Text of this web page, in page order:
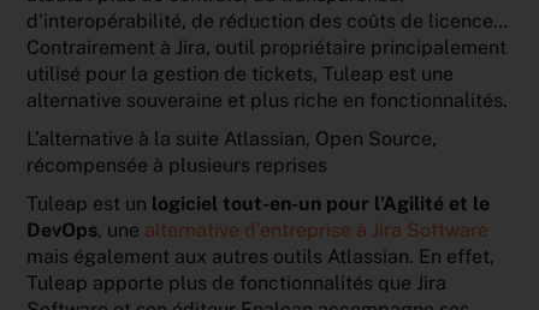
d’interopérabilité, de réduction des coûts de licence…
Contrairement à Jira, outil propriétaire principalement
utilisé pour la gestion de tickets, Tuleap est une
alternative souveraine et plus riche en fonctionnalités.
L’alternative à la suite Atlassian, Open Source,
récompensée à plusieurs reprises
Tuleap est un logiciel tout-en-un pour l’Agilité et le
DevOps, une alternative d’entreprise à Jira Software
mais également aux autres outils Atlassian. En effet,
Tuleap apporte plus de fonctionnalités que Jira